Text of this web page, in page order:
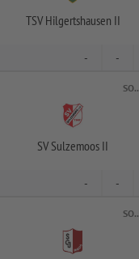
TSV Hilgertshausen II
- -
SO..
SV Sulzemoos II
- -
SO..